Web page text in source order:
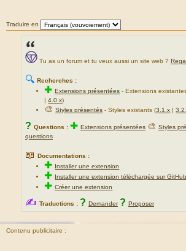
e
Traduire en
Tu as un forum et tu veux aussi un site web ?
🔍 Recherches :
✚Extensions présentées -Extensions
|4.0.x)
🎨Styles présentés - Styles existants (3.1.x |
? Questions : ✚ Extensions présentées 🎨 Styles
questions
📖 Documentations :
✚ Installer une extension
✚ Installer une extension téléchargée sur GitHub
✚Créer une extension
✍ Traductions : ? Demander ? Proposer
Contenu publicitaire :